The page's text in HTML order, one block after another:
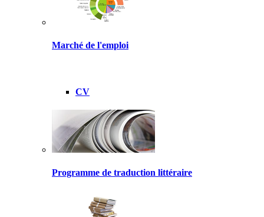
Marché de l'emploi
CV
Programme de traduction littéraire